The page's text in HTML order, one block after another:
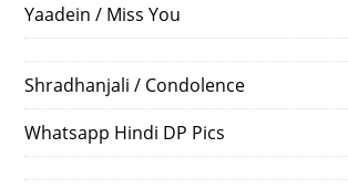
Yaadein / Miss You
Shradhanjali / Condolence
Whatsapp Hindi DP Pics